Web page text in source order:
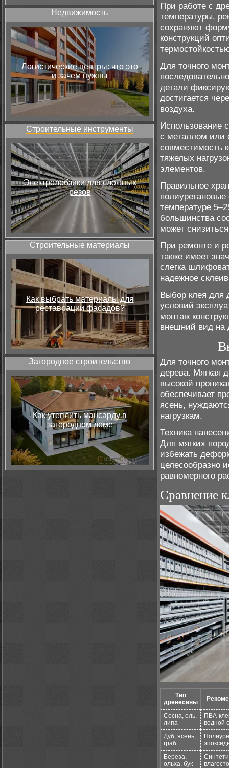
Недвижимость
Логистические центры: что это
и зачем нужны
Строительные инструменты
Электролобзики для сложных
резов
Строительные материалы
Как выбрать материалы для
реставрации фасадов?
Загородное строительство
Как утеплить мансарду в
загородном доме
При работе с
температуры,
сохраняют
конструкций
Для точного
детали
достигается
воздуха.
Использование
с металлом или
совместимость
тяжелых
элементов.
Правильное
температуре
большинства
может
При ремонте и
также имеет
слегка
надежное
Выбор клея для
условий
монтаж
внешний вид на
Для точного
дерева. Мягкая
высокой
обеспечивает
ясень,
нагрузкам.
Техника
Для мягких
избежать
целесообразно
равномерного
Сравнение
Тип
древесины
Сосна, ель,
липа
ПВА-
водной
Дуб, ясень,
граб
Береза,
ольха, бук